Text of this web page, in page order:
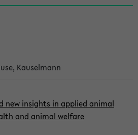
Kauselmann
new insights in applied animal
and animal welfare